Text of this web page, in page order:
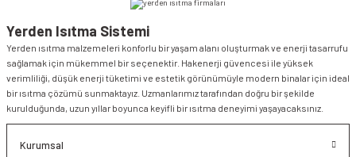
Yerden Isıtma Sistemi
Yerden ısıtma malzemeleri konforlu bir yaşam alanı oluşturmak ve enerji tasarrufu
sağlamak için mükemmel bir seçenektir. Hakenerji güvencesi ile yüksek
verimliliği, düşük enerji tüketimi ve estetik görünümüyle modern binalar için ideal
bir ısıtma çözümü sunmaktayız. Uzmanlarımız tarafından doğru bir şekilde
kurulduğunda, uzun yıllar boyunca keyifli bir ısıtma deneyimi yaşayacaksınız.
Kurumsal